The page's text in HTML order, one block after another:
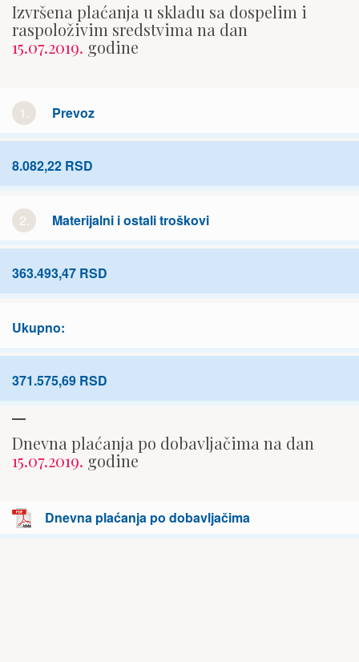
Izvršena plaćanja u skladu sa dospelim i
raspoloživim sredstvima na dan
15.07.2019. godine
1. Prevoz
8.082,22 RSD
2. Materijalni i ostali troškovi
363.493,47 RSD
Ukupno:
371.575,69 RSD
Dnevna plaćanja po dobavljačima na dan
15.07.2019. godine
Dnevna plaćanja po dobavljačima